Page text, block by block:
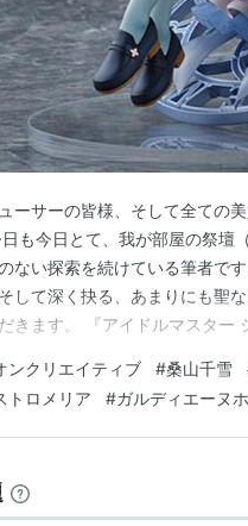
ーサーの皆様、そして全ての
も今日とて、我が部屋の祭壇
ない探索を続けている筆者で
して深く抉る、あまりにも聖
きます。 『アイドルマスター
イトパール」を纏って、1/6ス
オンクリエイティブ様から発
ンクリエイティブ #桑山千雪
トロメリア #ガルディエーヌ